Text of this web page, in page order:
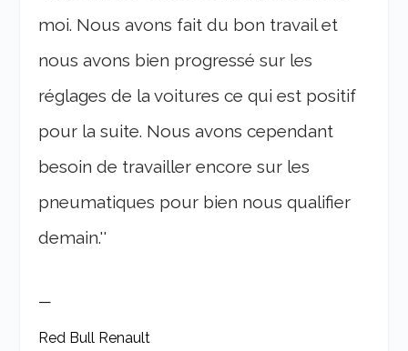
moi. Nous avons fait du bon travail et
nous avons bien progressé sur les
réglages de la voitures ce qui est positif
pour la suite. Nous avons cependant
besoin de travailler encore sur les
pneumatiques pour bien nous qualifier
demain.''
—
Red Bull Renault